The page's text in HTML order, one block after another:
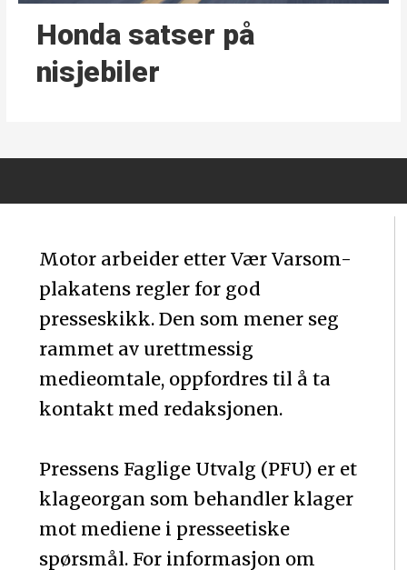
Honda satser på
nisjebiler
Motor arbeider etter Vær Varsom-
plakatens regler for god
presseskikk. Den som mener seg
rammet av urettmessig
medieomtale, oppfordres til å ta
kontakt med redaksjonen.
Pressens Faglige Utvalg (PFU) er et
klageorgan som behandler klager
mot mediene i presseetiske
spørsmål. For informasjon om